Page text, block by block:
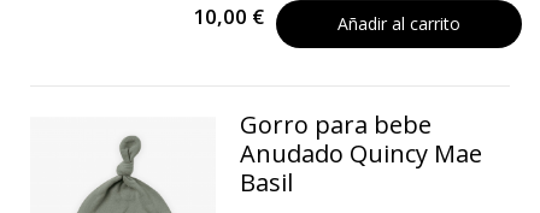
10,00 € Añadir al carrito
Gorro para bebe
Anudado Quincy Mae
Basil